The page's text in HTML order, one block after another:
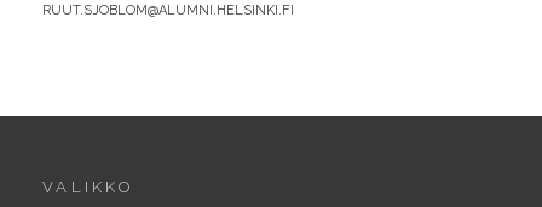
BY
RUUT.SJOBLOM@ALUMNI.HELSINKI.FI
VALIKKO